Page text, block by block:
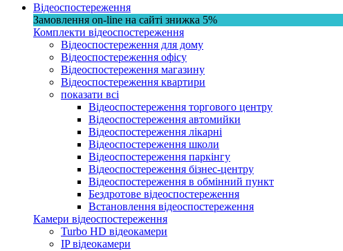
Відеоспостереження
Замовлення on-line на сайті знижка 5%
Комплекти відеоспостереження
Відеоспостереження для дому
Відеоспостереження офісу
Відеоспостереження магазину
Відеоспостереження квартири
показати всі
Відеоспостереження торгового центру
Відеоспостереження автомийки
Відеоспостереження лікарні
Відеоспостереження школи
Відеоспостереження паркінгу
Відеоспостереження бізнес-центру
Відеоспостереження в обмінний пункт
Бездротове відеоспостереження
Встановлення відеоспостереження
Камери відеоспостереження
Turbo HD відеокамери
IP відеокамери